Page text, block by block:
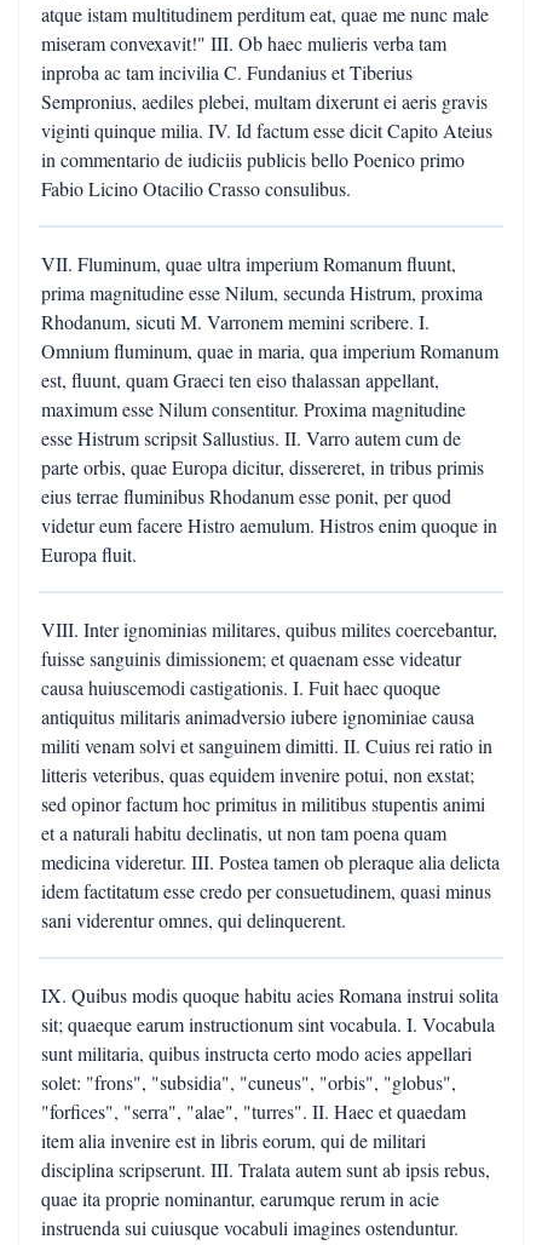
atque istam multitudinem perditum eat, quae me nunc male
miseram convexavit!" III. Ob haec mulieris verba tam
inproba ac tam incivilia C. Fundanius et Tiberius
Sempronius, aediles plebei, multam dixerunt ei aeris gravis
viginti quinque milia. IV. Id factum esse dicit Capito Ateius
in commentario de iudiciis publicis bello Poenico primo
Fabio Licino Otacilio Crasso consulibus.
VII. Fluminum, quae ultra imperium Romanum fluunt,
prima magnitudine esse Nilum, secunda Histrum, proxima
Rhodanum, sicuti M. Varronem memini scribere. I.
Omnium fluminum, quae in maria, qua imperium Romanum
est, fluunt, quam Graeci ten eiso thalassan appellant,
maximum esse Nilum consentitur. Proxima magnitudine
esse Histrum scripsit Sallustius. II. Varro autem cum de
parte orbis, quae Europa dicitur, dissereret, in tribus primis
eius terrae fluminibus Rhodanum esse ponit, per quod
videtur eum facere Histro aemulum. Histros enim quoque in
Europa fluit.
VIII. Inter ignominias militares, quibus milites coercebantur,
fuisse sanguinis dimissionem; et quaenam esse videatur
causa huiuscemodi castigationis. I. Fuit haec quoque
antiquitus militaris animadversio iubere ignominiae causa
militi venam solvi et sanguinem dimitti. II. Cuius rei ratio in
litteris veteribus, quas equidem invenire potui, non exstat;
sed opinor factum hoc primitus in militibus stupentis animi
et a naturali habitu declinatis, ut non tam poena quam
medicina videretur. III. Postea tamen ob pleraque alia delicta
idem factitatum esse credo per consuetudinem, quasi minus
sani viderentur omnes, qui delinquerent.
IX. Quibus modis quoque habitu acies Romana instrui solita
sit; quaeque earum instructionum sint vocabula. I. Vocabula
sunt militaria, quibus instructa certo modo acies appellari
solet: "frons", "subsidia", "cuneus", "orbis", "globus",
"forfices", "serra", "alae", "turres". II. Haec et quaedam
item alia invenire est in libris eorum, qui de militari
disciplina scripserunt. III. Tralata autem sunt ab ipsis rebus,
quae ita proprie nominantur, earumque rerum in acie
instruenda sui cuiusque vocabuli imagines ostenduntur.